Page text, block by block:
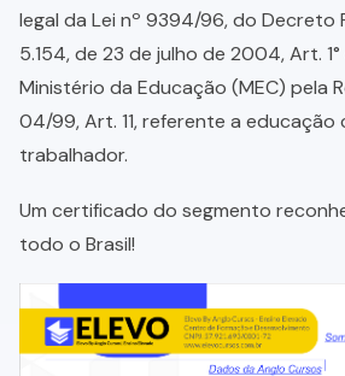
legal da Lei nº 9394/96, do Decreto
5.154, de 23 de julho de 2004, Art.
Ministério da Educação (MEC) pela
04/99, Art. 11, referente a
trabalhador.
Um certificado do segmento
todo o Brasil!